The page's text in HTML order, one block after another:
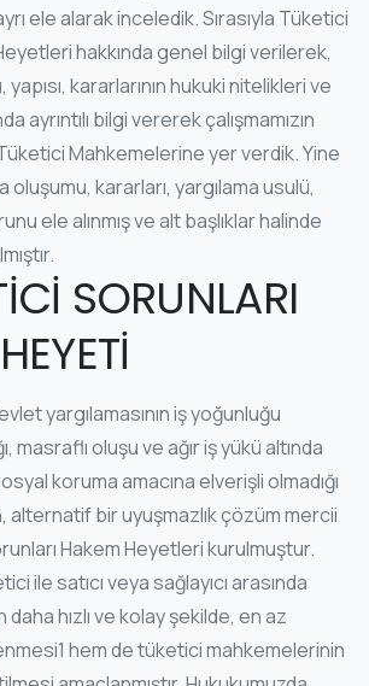
ele alarak inceledik. Sırasıyla Tüketici
hakkında genel bilgi verilerek,
kararlarının hukuki nitelikleri ve
ayrıntılı bilgi vererek çalışmamızın
Mahkemelerine yer verdik. Yine
oluşumu, kararları, yargılama usulü,
ele alınmış ve alt başlıklar halinde
SORUNLARI
yargılamasının iş yoğunluğu
masraflı oluşu ve ağır iş yükü altında
koruma amacına elverişli olmadığı
alternatif bir uyuşmazlık çözüm mercii
Hakem Heyetleri kurulmuştur.
ile satıcı veya sağlayıcı arasında
daha hızlı ve kolay şekilde, en az
hem de tüketici mahkemelerinin